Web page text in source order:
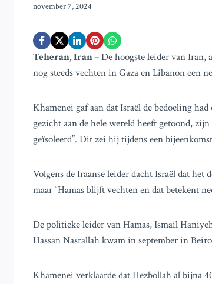
november 7, 2024
Teheran, Iran –De hoogste leider van Iran,
nog steeds vechten in Gaza en Libanon een
Khamenei gaf aan dat Israël de bedoeling
gezicht aan de hele wereld heeft getoond,
geïsoleerd”. Dit zei hij tijdens een
Volgens de Iraanse leider dacht Israël dat het
maar “Hamas blijft vechten en dat betekent
De politieke leider van Hamas, Ismail
Hassan Nasrallah kwam in september in
Khamenei verklaarde dat Hezbollah al bijna